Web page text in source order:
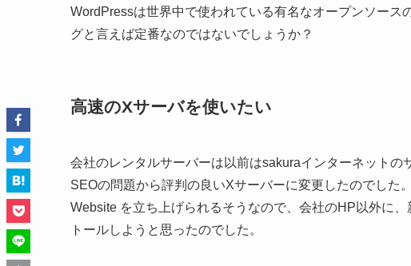
WordPressは世界中で使われている有名なオープンソース
グと言えば定番なのではないでしょうか？
高速のXサーバを使いたい
会社のレンタルサーバーは以前はsakuraインターネットの
SEOの問題から評判の良いXサーバーに変更したのでした
Website を立ち上げられるそうなので、会社のHP以外に
トールしようと思ったのでした。